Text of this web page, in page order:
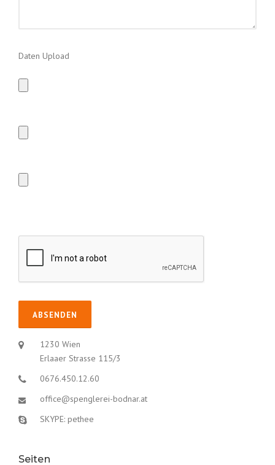
Daten Upload
1230 Wien
Erlaaer Strasse 115/3
0676.450.12.60
office@spenglerei-bodnar.at
SKYPE: pethee
Seiten